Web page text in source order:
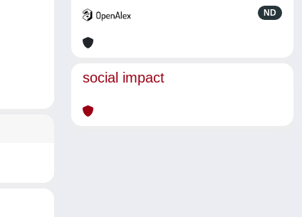
ND
social impact